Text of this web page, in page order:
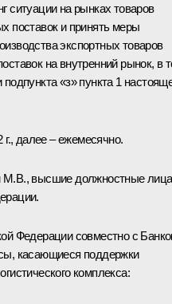
ситуации на рынках товаров
поставок и принять меры
экспортных товаров
на внутренний рынок, в
«з» пункта 1
далее – ежемесячно.
М.В., высшие должностные лица
Федерации совместно с
касающиеся поддержки
комплекса: